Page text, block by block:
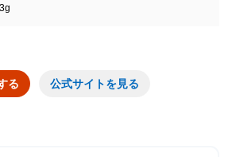
る 公式サイトを見る